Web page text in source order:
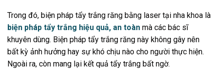
Trong đó, biện pháp tẩy trắng răng bằng laser tại nha khoa là
biện pháp tẩy trắng hiệu quả, an toàn mà các bác sĩ
khuyên dùng. Biện pháp tẩy trắng răng này không gây nên
bất kỳ ảnh hưởng hay sự khó chịu nào cho người thực hiện.
Ngoài ra, còn mang lại kết quả tẩy trắng bất ngờ.